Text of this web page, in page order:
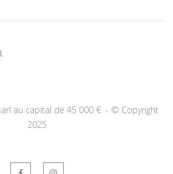
au capital de 45 000 € - © Copyright
2025